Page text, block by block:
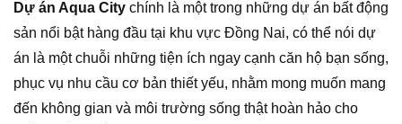
Dự án Aqua City chính là một trong những dự án bất động
sản nổi bật hàng đầu tại khu vực Đồng Nai, có thể nói dự
án là một chuỗi những tiện ích ngay cạnh căn hộ bạn sống,
phục vụ nhu cầu cơ bản thiết yếu, nhằm mong muốn mang
đến không gian và môi trường sống thật hoàn hảo cho